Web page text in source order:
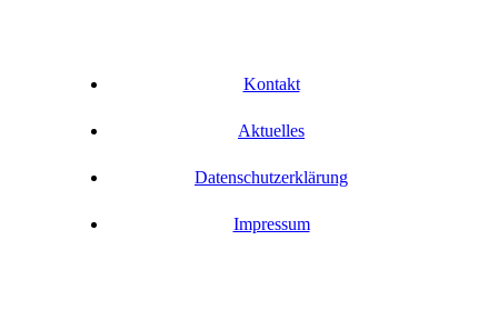
Kontakt
Aktuelles
Datenschutzerklärung
Impressum